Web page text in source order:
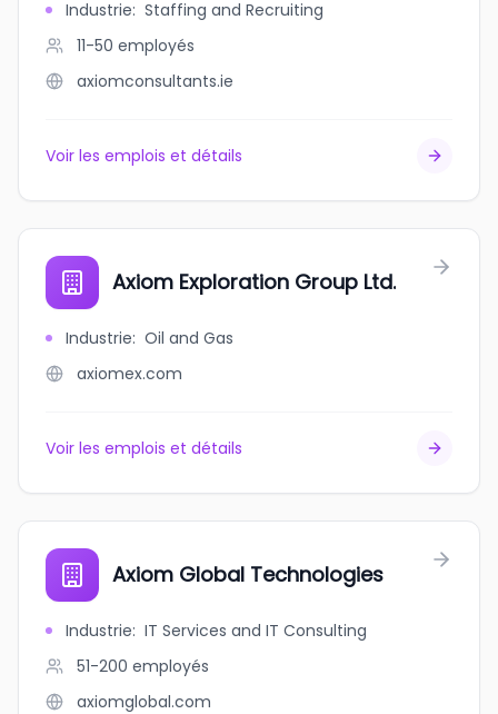
Industrie: Staffing and Recruiting
11-50 employés
axiomconsultants.ie
Voir les emplois et détails
Axiom Exploration Group Ltd.
Industrie: Oil and Gas
axiomex.com
Voir les emplois et détails
Axiom Global Technologies
Industrie: IT Services and IT Consulting
51-200 employés
axiomglobal.com